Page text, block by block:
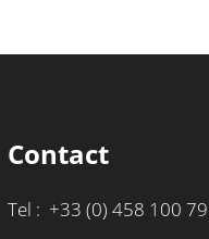
Contact
Tel : +33 (0) 458 100